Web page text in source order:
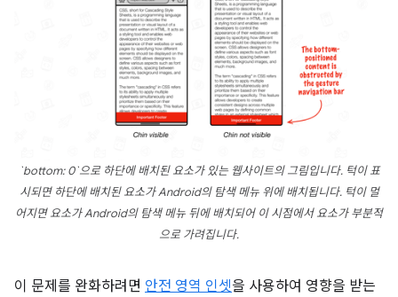
`bottom: 0`으로 하단에 배치된 요소가 있는 웹사이트의 그림입니다. 턱이 표
시되면 하단에 배치된 요소가 Android의 탐색 메뉴 위에 배치됩니다. 턱이 멀
어지면 요소가 Android의 탐색 메뉴 뒤에 배치되어 이 시점에서 요소가 부분적
으로 가려집니다.
이 문제를 완화하려면 안전 영역 인셋을 사용하여 영향을 받는